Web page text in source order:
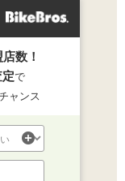
数！
で
ャンス